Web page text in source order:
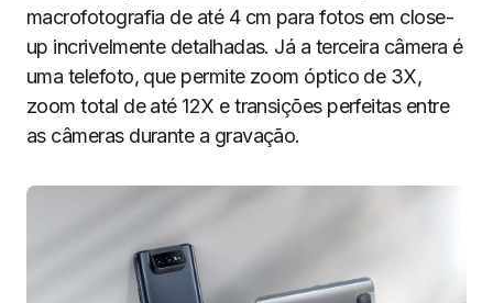
macrofotografia de até 4 cm para fotos em close-
up incrivelmente detalhadas. Já a terceira câmera é
uma telefoto, que permite zoom óptico de 3X,
zoom total de até 12X e transições perfeitas entre
as câmeras durante a gravação.